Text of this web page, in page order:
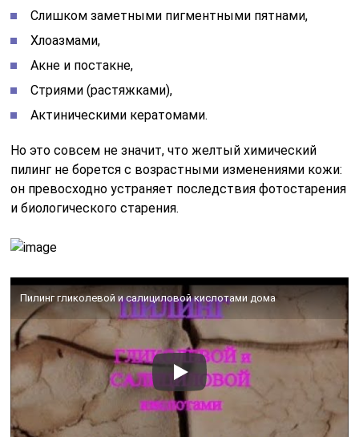
Слишком заметными пигментными пятнами,
Хлоазмами,
Акне и постакне,
Стриями (растяжками),
Актиническими кератомами.
Но это совсем не значит, что желтый химический
пилинг не борется с возрастными изменениями кожи:
он превосходно устраняет последствия фотостарения
и биологического старения.
Пилинг гликолевой и салициловой кислотами дома